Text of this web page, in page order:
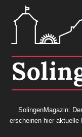
SolingenMagazin:
erscheinen hier aktuelle